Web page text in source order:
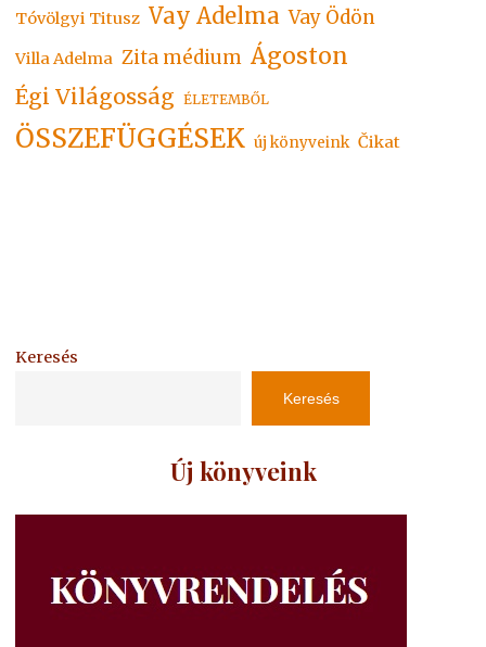
Tóvölgyi Titusz Vay Adelma Vay Ödön
Villa Adelma Zita médium Ágoston
Égi Világosság ÉLETEMBŐL
ÖSSZEFÜGGÉSEK új könyveink Čikat
Keresés
Keresés
Új könyveink